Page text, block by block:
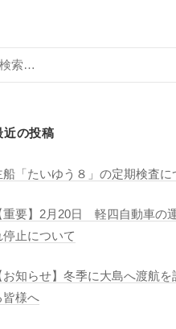
:
近の投稿
船「たいゆう８」の定期検査に
重要】2月20日 軽四自動車の
停止について
お知らせ】冬季に大島へ渡航
皆様へ